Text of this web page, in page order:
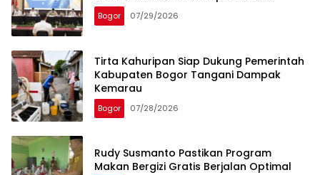
Bogor 07/29/2026
Tirta Kahuripan Siap Dukung Pemerintah
Kabupaten Bogor Tangani Dampak
Kemarau
Bogor 07/28/2026
Rudy Susmanto Pastikan Program
Makan Bergizi Gratis Berjalan Optimal